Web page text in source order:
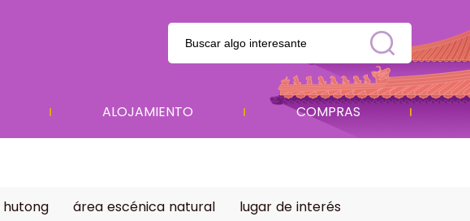
ALOJAMIENTO COMPRAS
hutong área escénica natural
lugar de interés